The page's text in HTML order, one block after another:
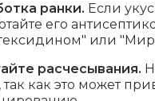
ранки. Если
его
или
расчесывания.
так как это может